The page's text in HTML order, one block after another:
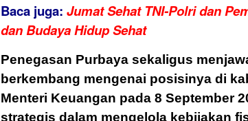
Baca juga: Jumat Sehat TNI-Polri dan
dan Budaya Hidup Sehat
Penegasan Purbaya sekaligus
berkembang mengenai posisinya di
Menteri Keuangan pada 8 September
strategis dalam mengelola kebijakan